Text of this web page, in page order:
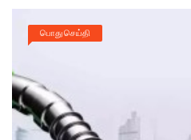
பொது செய்தி